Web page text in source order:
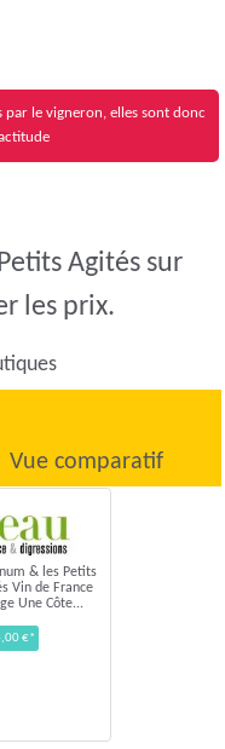
par le vigneron, elles sont donc
Agités sur
les prix.
Vue comparatif
& les Petits
Vin de France
Une Côte...
€*